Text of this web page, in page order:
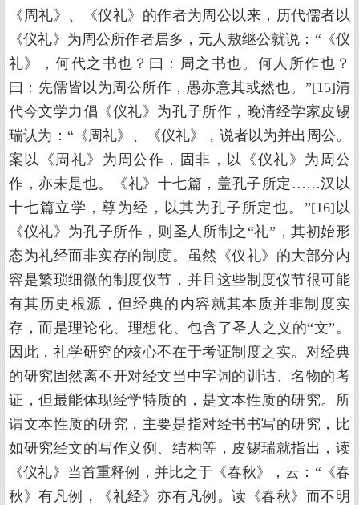
《周礼》、《仪礼》的作者为周公以来，历代儒者以
《仪礼》为周公所作者居多，元人敖继公就说：“《仪
礼》，何代之书也？曰：周之书也。何人所作也？
曰：先儒皆以为周公所作，愚亦意其或然也。”[15]清
代今文学力倡《仪礼》为孔子所作，晚清经学家皮锡
瑞认为：“《周礼》、《仪礼》，说者以为并出周公。
案以《周礼》为周公作，固非，以《仪礼》为周公
作，亦未是也。《礼》十七篇，盖孔子所定……汉以
十七篇立学，尊为经，以其为孔子所定也。”[16]以
《仪礼》为孔子所作，则圣人所制之“礼”，其初始形
态为礼经而非实存的制度。虽然《仪礼》的大部分内
容是繁琐细微的制度仪节，并且这些制度仪节很可能
有其历史根源，但经典的内容就其本质并非制度实
存，而是理论化、理想化、包含了圣人之义的“文”。
因此，礼学研究的核心不在于考证制度之实。对经典
的研究固然离不开对经文当中字词的训诂、名物的考
证，但最能体现经学特质的，是文本性质的研究。所
谓文本性质的研究，主要是指对经书书写的研究，比
如研究经文的写作义例、结构等，皮锡瑞就指出，读
《仪礼》当首重释例，并比之于《春秋》，云：“《春
秋》有凡例，《礼经》亦有凡例。读《春秋》而不明